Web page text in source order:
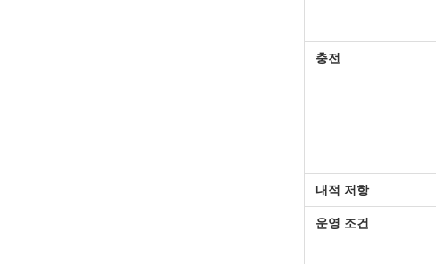
충전
내적 저항
운영 조건